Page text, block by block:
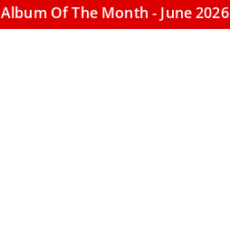
Album Of The Month - June 2026